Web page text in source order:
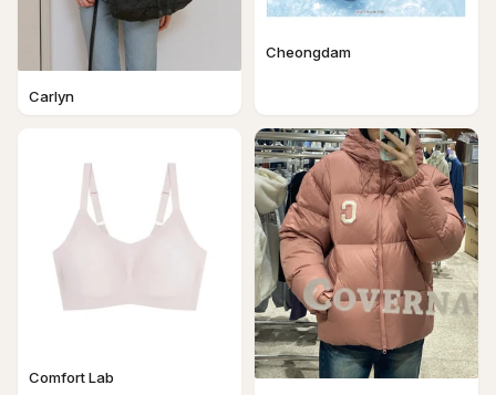
Carlyn
Cheongdam
Comfort Lab